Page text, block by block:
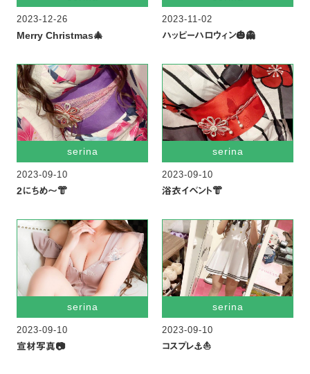
2023-12-26
Merry Christmas🎄
2023-11-02
ハッピーハロウィン🎃👻
serina
2023-09-10
2にちめ〜👘
serina
2023-09-10
浴衣イベント👘
serina
2023-09-10
宣材写真📷
serina
2023-09-10
コスプレ⚓️⛵️